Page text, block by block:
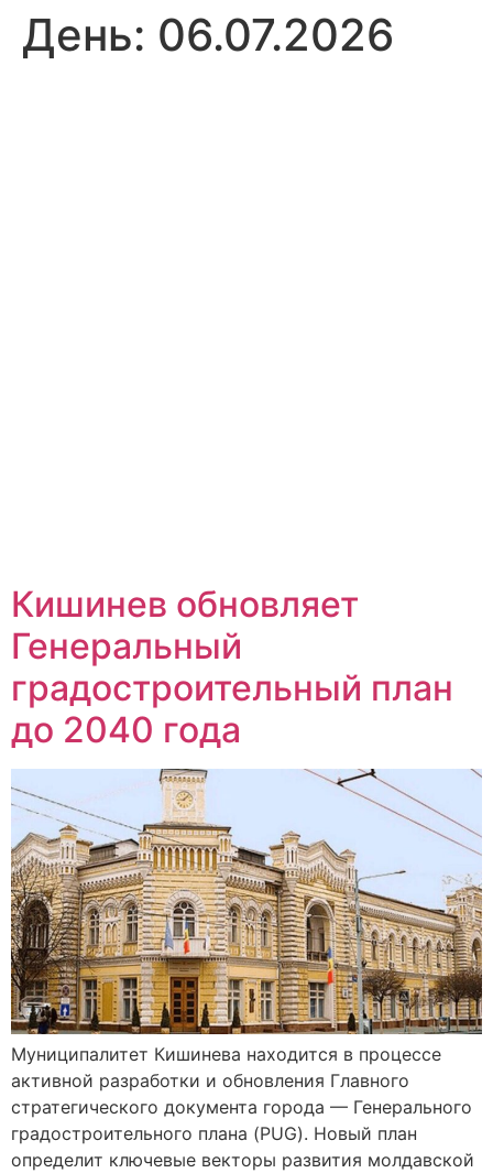
День: 06.07.2026
Кишинев обновляет
Генеральный
градостроительный план
до 2040 года
Муниципалитет Кишинева находится в процессе
активной разработки и обновления Главного
стратегического документа города — Генерального
градостроительного плана (PUG). Новый план
определит ключевые векторы развития молдавской